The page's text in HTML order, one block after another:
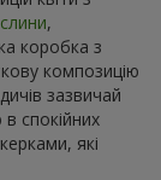
,
коробка з
композицію
зазвичай
спокійних
які